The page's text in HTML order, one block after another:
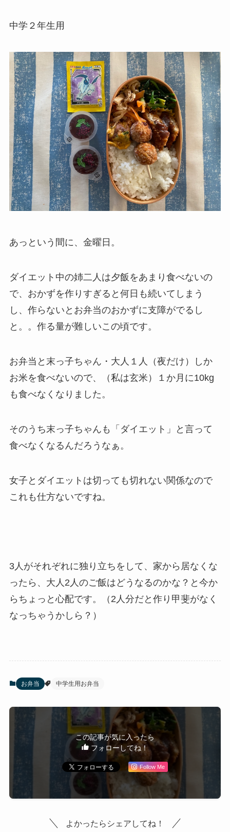
中学２年生用
あっという間に、金曜日。
ダイエット中の姉二人は夕飯をあまり食べないの
で、おかずを作りすぎると何日も続いてしまう
し、作らないとお弁当のおかずに支障がでるし
と。。作る量が難しいこの頃です。
お弁当と末っ子ちゃん・大人１人（夜だけ）しか
お米を食べないので、（私は玄米）１か月に10kg
も食べなくなりました。
そのうち末っ子ちゃんも「ダイエット」と言って
食べなくなるんだろうなぁ。
女子とダイエットは切っても切れない関係なので
これも仕方ないですね。
3人がそれぞれに独り立ちをして、家から居なくな
ったら、大人2人のご飯はどうなるのかな？と今か
らちょっと心配です。（2人分だと作り甲斐がなく
なっちゃうかしら？）
お弁当 中学生用お弁当
この記事が気に入ったら
フォローしてね！
Follow Me
よかったらシェアしてね！